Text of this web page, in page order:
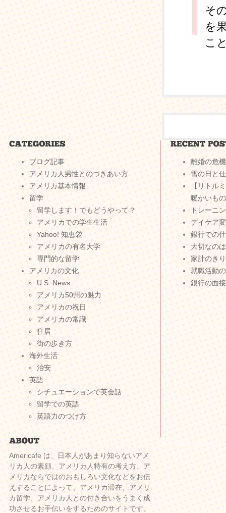
そ
を
こ
ブログ記事
アメリカ人男性とのつきあい方
アメリカ基本情報
留学
留学します！でもどうやって？
アメリカでの学生生活
Yahoo! 知恵袋
アメリカの有名大学
専門的な留学
アメリカの文化
U.S. News
アメリカ50州の魅力
アメリカの祝日
アメリカの常識
住居
街の歩き方
海外生活
治安
英語
シチュエーションで英会話
留学での英語
英語力のつけ方
離婚の危
雪の日と
【リトル
暖かいも
トレーニ
デイケア
銀行での
大切なの
家計のき
就職活動
銀行の面接
Americafe は、日本人があまり知らないアメ
リカ人の素顔、アメリカ人特有の考え方、ア
メリカならではのおもしろい文化などをお伝
えすることによって、アメリカ滞在、アメリ
カ留学、アメリカ人との付き合いをうまく成
功させるお手伝いをするためのサイトです。
© 2026 AMERICAFE. ALL